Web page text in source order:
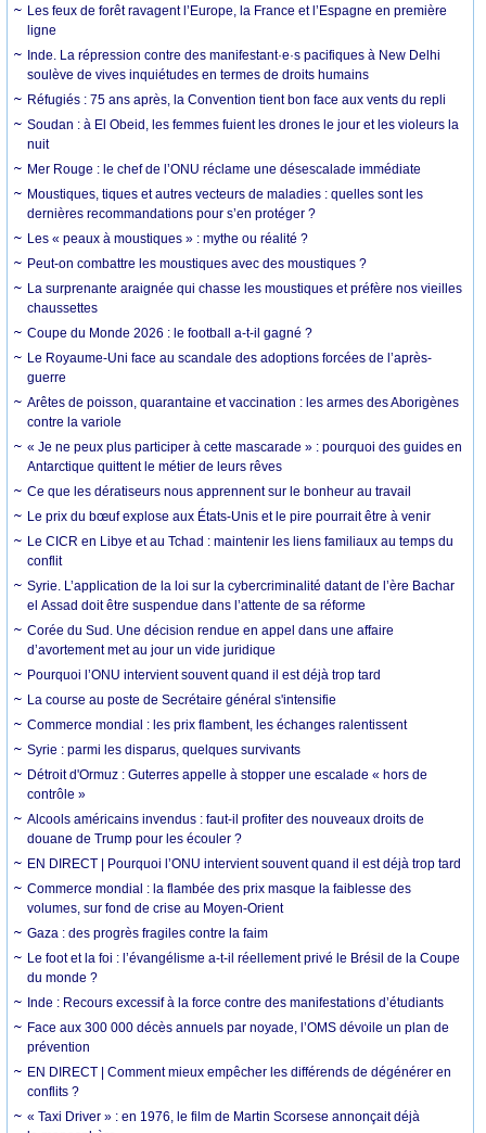
Les feux de forêt ravagent l’Europe, la France et l’Espagne en première
ligne
Inde. La répression contre des manifestant·e·s pacifiques à New Delhi
soulève de vives inquiétudes en termes de droits humains
Réfugiés : 75 ans après, la Convention tient bon face aux vents du repli
Soudan : à El Obeid, les femmes fuient les drones le jour et les violeurs la
nuit
Mer Rouge : le chef de l’ONU réclame une désescalade immédiate
Moustiques, tiques et autres vecteurs de maladies : quelles sont les
dernières recommandations pour s’en protéger ?
Les « peaux à moustiques » : mythe ou réalité ?
Peut-on combattre les moustiques avec des moustiques ?
La surprenante araignée qui chasse les moustiques et préfère nos vieilles
chaussettes
Coupe du Monde 2026 : le football a-t-il gagné ?
Le Royaume-Uni face au scandale des adoptions forcées de l’après-
guerre
Arêtes de poisson, quarantaine et vaccination : les armes des Aborigènes
contre la variole
« Je ne peux plus participer à cette mascarade » : pourquoi des guides en
Antarctique quittent le métier de leurs rêves
Ce que les dératiseurs nous apprennent sur le bonheur au travail
Le prix du bœuf explose aux États-Unis et le pire pourrait être à venir
Le CICR en Libye et au Tchad : maintenir les liens familiaux au temps du
conflit
Syrie. L’application de la loi sur la cybercriminalité datant de l’ère Bachar
el Assad doit être suspendue dans l’attente de sa réforme
Corée du Sud. Une décision rendue en appel dans une affaire
d’avortement met au jour un vide juridique
Pourquoi l’ONU intervient souvent quand il est déjà trop tard
La course au poste de Secrétaire général s'intensifie
Commerce mondial : les prix flambent, les échanges ralentissent
Syrie : parmi les disparus, quelques survivants
Détroit d'Ormuz : Guterres appelle à stopper une escalade « hors de
contrôle »
Alcools américains invendus : faut-il profiter des nouveaux droits de
douane de Trump pour les écouler ?
EN DIRECT | Pourquoi l’ONU intervient souvent quand il est déjà trop tard
Commerce mondial : la flambée des prix masque la faiblesse des
volumes, sur fond de crise au Moyen-Orient
Gaza : des progrès fragiles contre la faim
Le foot et la foi : l’évangélisme a-t-il réellement privé le Brésil de la Coupe
du monde ?
Inde : Recours excessif à la force contre des manifestations d’étudiants
Face aux 300 000 décès annuels par noyade, l’OMS dévoile un plan de
prévention
EN DIRECT | Comment mieux empêcher les différends de dégénérer en
conflits ?
« Taxi Driver » : en 1976, le film de Martin Scorsese annonçait déjà